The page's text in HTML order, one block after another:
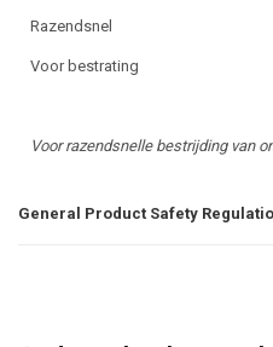
Razendsnel
Voor bestrating
Voor razendsnelle bestrijding van
General Product Safety